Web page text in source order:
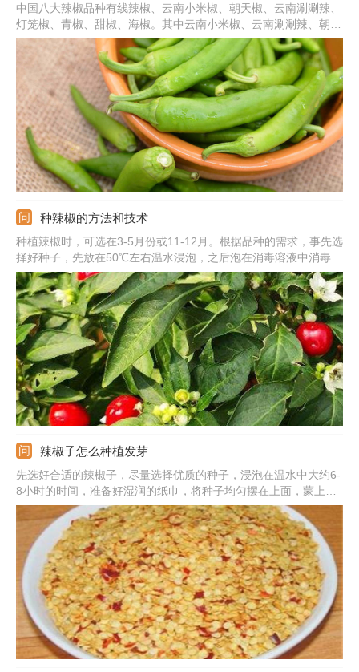
中国八大辣椒品种有线辣椒、云南小米椒、朝天椒、云南涮涮辣、
灯笼椒、青椒、甜椒、海椒。其中云南小米椒、云南涮涮辣、朝天
椒的辣味比较高，深受喜辣的人群喜爱。其他品种辣味相对较淡，
可作为蔬菜食用，也可作为调味料。
种辣椒的方法和技术
种植辣椒时，可选在3-5月份或11-12月。根据品种的需求，事先选
择好种子，先放在50℃左右温水浸泡，之后泡在消毒溶液中消毒，
处理好后放在清水中洗干净，放在旁边晾干。准备好合适的土壤，
要求疏松、透气、营养，往里面浇透水，然后把种子播撒进去，之
后就可以定植移栽。
辣椒子怎么种植发芽
先选好合适的辣椒子，尽量选择优质的种子，浸泡在温水中大约6-
8小时的时间，准备好湿润的纸巾，将种子均匀摆在上面，蒙上保
鲜膜促进种子出芽。准备大小适中的花盆，里面填上营养土，等种
子长出芽之后就可以种植到花盆中。